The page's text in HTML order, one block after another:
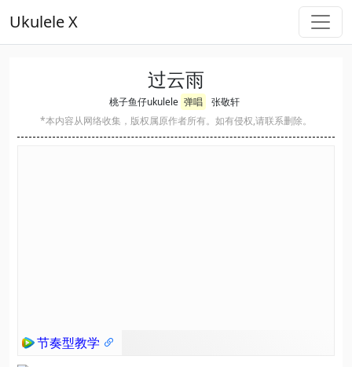
Ukulele X
过云雨
桃子鱼仔ukulele 弹唱
张敬轩
*本内容从网络收集，版权属原作者所有。如有侵权,请联系删除。
节奏型教学